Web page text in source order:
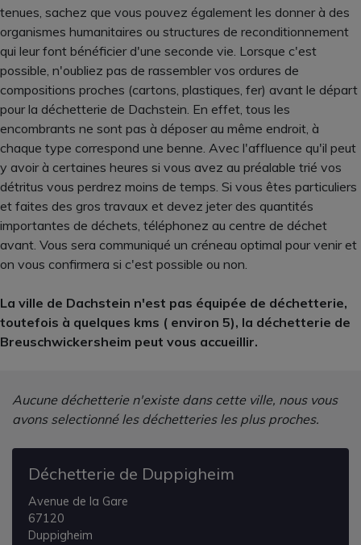
tenues, sachez que vous pouvez également les donner à des
organismes humanitaires ou structures de reconditionnement
qui leur font bénéficier d'une seconde vie. Lorsque c'est
possible, n'oubliez pas de rassembler vos ordures de
compositions proches (cartons, plastiques, fer) avant le départ
pour la déchetterie de Dachstein. En effet, tous les
encombrants ne sont pas à déposer au même endroit, à
chaque type correspond une benne. Avec l'affluence qu'il peut
y avoir à certaines heures si vous avez au préalable trié vos
détritus vous perdrez moins de temps. Si vous êtes particuliers
et faites des gros travaux et devez jeter des quantités
importantes de déchets, téléphonez au centre de déchet
avant. Vous sera communiqué un créneau optimal pour venir et
on vous confirmera si c'est possible ou non.
La ville de Dachstein n'est pas équipée de déchetterie,
toutefois à quelques kms ( environ 5), la déchetterie de
Breuschwickersheim peut vous accueillir.
Aucune déchetterie n'existe dans cette ville, nous vous
avons selectionné les déchetteries les plus proches.
Déchetterie de Duppigheim
Avenue de la Gare
67120
Duppigheim